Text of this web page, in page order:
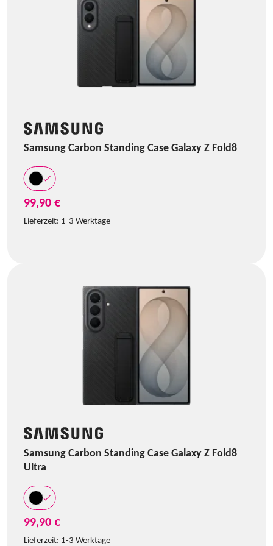
Samsung Carbon Standing Case Galaxy Z Fold8
99,90 €
Lieferzeit: 1-3 Werktage
Samsung Carbon Standing Case Galaxy Z Fold8
Ultra
99,90 €
Lieferzeit: 1-3 Werktage